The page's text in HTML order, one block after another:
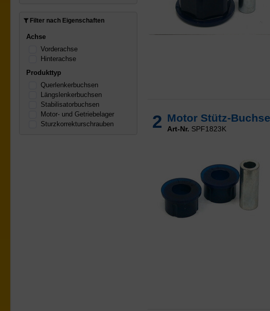
Filter nach Eigenschaften
Achse
Vorderachse
Hinterachse
Produkttyp
Querlenkerbuchsen
Längslenkerbuchsen
Stabilisatorbuchsen
Motor- und Getriebelager
Sturzkorrekturschrauben
2 Motor Stütz-
Art-Nr. SPF1823K